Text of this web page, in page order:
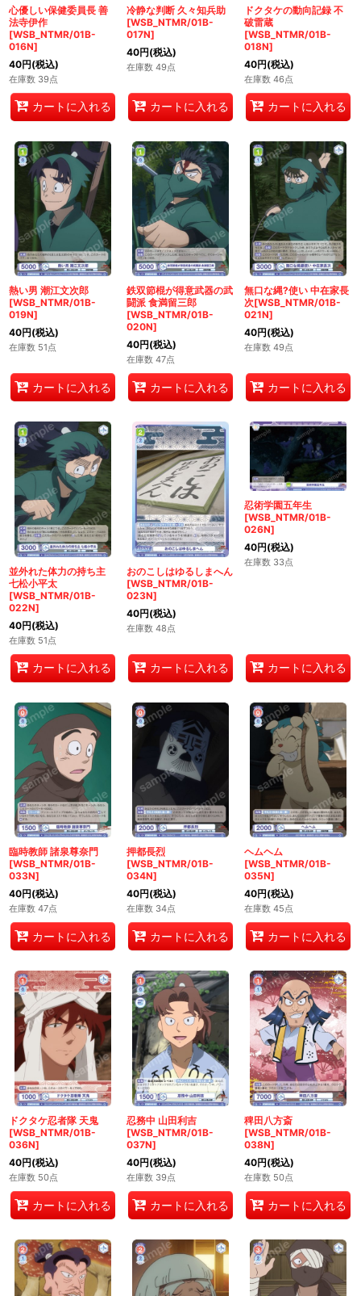
心優しい保健委員長 善
法寺伊作
[WSB_NTMR/01B-
016N]
40円(税込)
在庫数 39点
カートに入れる
冷静な判断 久々知兵助
[WSB_NTMR/01B-
017N]
40円(税込)
在庫数 49点
カートに入れる
ドクタケの動向記録 不
破雷蔵
[WSB_NTMR/01B-
018N]
40円(税込)
在庫数 46点
カートに入れる
熱い男 潮江文次郎
[WSB_NTMR/01B-
019N]
40円(税込)
在庫数 51点
カートに入れる
鉄双節棍が得意武器の武
闘派 食満留三郎
[WSB_NTMR/01B-
020N]
40円(税込)
在庫数 47点
カートに入れる
無口な縄?使い 中在家長
次[WSB_NTMR/01B-
021N]
40円(税込)
在庫数 49点
カートに入れる
並外れた体力の持ち主
七松小平太
[WSB_NTMR/01B-
022N]
40円(税込)
在庫数 51点
カートに入れる
おのこしはゆるしまへん
[WSB_NTMR/01B-
023N]
40円(税込)
在庫数 48点
カートに入れる
忍術学園五年生
[WSB_NTMR/01B-
026N]
40円(税込)
在庫数 33点
カートに入れる
臨時教師 諸泉尊奈門
[WSB_NTMR/01B-
033N]
40円(税込)
在庫数 47点
カートに入れる
押都長烈
[WSB_NTMR/01B-
034N]
40円(税込)
在庫数 34点
カートに入れる
ヘムヘム
[WSB_NTMR/01B-
035N]
40円(税込)
在庫数 45点
カートに入れる
ドクタケ忍者隊 天鬼
[WSB_NTMR/01B-
036N]
40円(税込)
在庫数 50点
カートに入れる
忍務中 山田利吉
[WSB_NTMR/01B-
037N]
40円(税込)
在庫数 39点
カートに入れる
稗田八方斎
[WSB_NTMR/01B-
038N]
40円(税込)
在庫数 50点
カートに入れる